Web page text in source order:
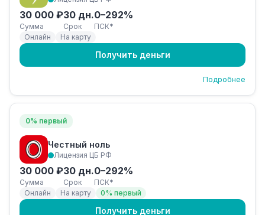
30 000 ₽
Сумма
30 дн.
Срок
0–292%
ПСК*
Онлайн
На карту
Получить деньги
Подробнее
0% первый
Честный ноль
Лицензия ЦБ РФ
30 000 ₽
Сумма
30 дн.
Срок
0–292%
ПСК*
Онлайн
На карту 0% первый
Получить деньги